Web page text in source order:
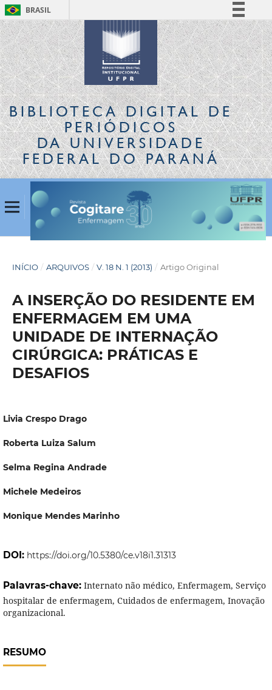
BRASIL
Simplifique!
Comunica BR
Participe
Acesso à informação
Legislação
Canais
BIBLIOTECA DIGITALDE
PERIÓDICOS
DA UNIVERSIDADE
FEDERAL DO PARANÁ
INÍCIO / ARQUIVOS / V. 18 N. 1 (2013) / Artigo Original
A INSERÇÃO DO RESIDENTE EM
ENFERMAGEM EM UMA
UNIDADE DE INTERNAÇÃO
CIRÚRGICA: PRÁTICAS E
DESAFIOS
Livia Crespo Drago
Roberta Luiza Salum
Selma Regina Andrade
Michele Medeiros
Monique Mendes Marinho
DOI: https://doi.org/10.5380/ce.v18i1.31313
Palavras-chave: Internato não médico, Enfermagem, Serviço
hospitalar de enfermagem, Cuidados de enfermagem, Inovação
organizacional.
RESUMO